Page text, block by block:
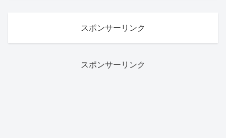
スポンサーリンク
スポンサーリンク